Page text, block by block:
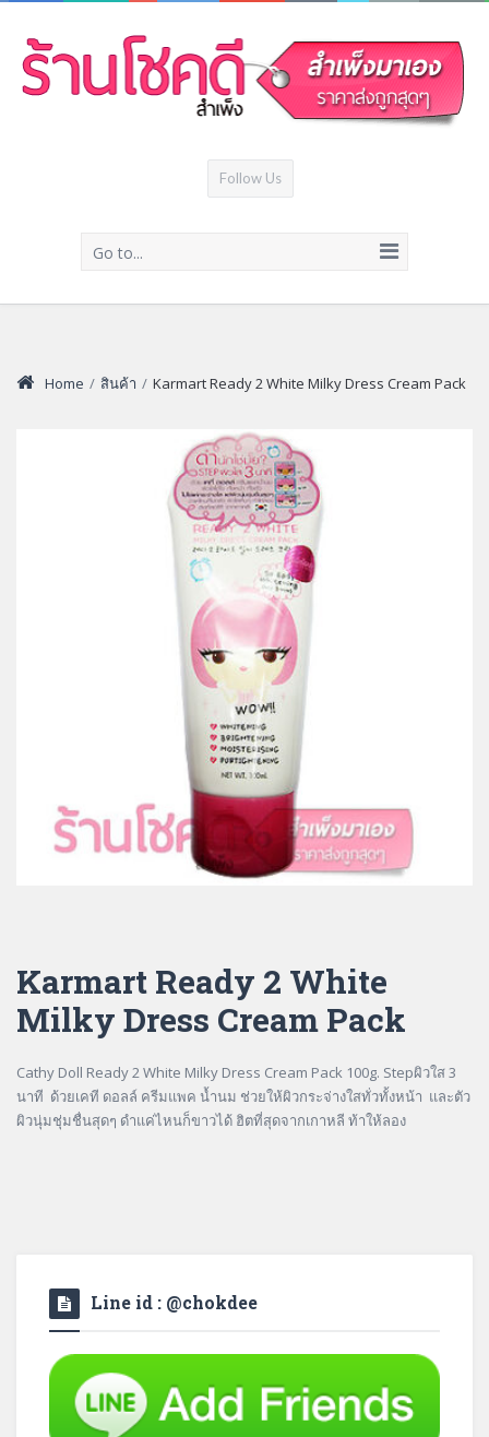
Follow Us
Go to...
Home / สินค้า / Karmart Ready 2 White Milky Dress Cream Pack
Karmart Ready 2 White
Milky Dress Cream Pack
Cathy Doll Ready 2 White Milky Dress Cream Pack 100g. Stepผิวใส 3
นาที ด้วยเคที ดอลล์ ครีมแพค น้ำนม ช่วยให้ผิวกระจ่างใสทั่วทั้งหน้า และตัว
ผิวนุ่มชุ่มชื่นสุดๆ ดำแค่ไหนก็ขาวได้ ฮิตที่สุดจากเกาหลี ท้าให้ลอง
Line id : @chokdee